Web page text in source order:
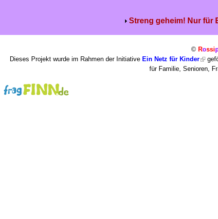
Streng geheim! Nur für
© Rossi
Dieses Projekt wurde im Rahmen der Initiative Ein Netz für Kinder
für Familie, Senioren,